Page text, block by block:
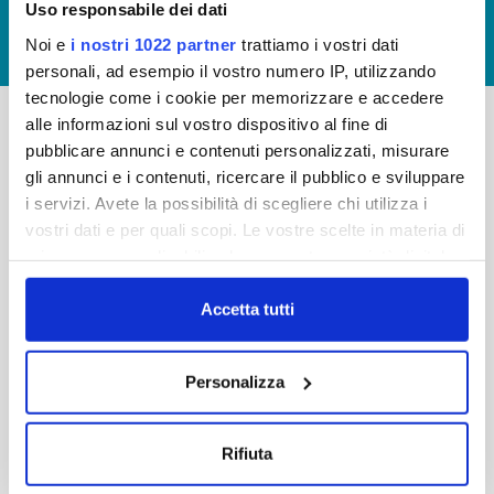
Uso responsabile dei dati
Noi e i nostri 1022 partner trattiamo i vostri dati
personali, ad esempio il vostro numero IP, utilizzando
tecnologie come i cookie per memorizzare e accedere
alle informazioni sul vostro dispositivo al fine di
pubblicare annunci e contenuti personalizzati, misurare
gli annunci e i contenuti, ricercare il pubblico e sviluppare
i servizi. Avete la possibilità di scegliere chi utilizza i
vostri dati e per quali scopi. Le vostre scelte in materia di
in cui avete effettuato le vostre scelte. È possibile
modificare o revocare il proprio consenso in qualsiasi
momento dalla Dichiarazione sui cookie o facendo clic
Con il tuo consenso, vorremmo anche:
raccogliere informazioni sulla tua posizione
Accetta tutti
Personalizza
Rifiuta
LAVORA CON NOI
Publiacqua S.p.A
Via Villamagna 90/c -
50126 Fi
Tel. +39 055688903
Reg Imprese Firenze
-
FAQ
PRIVACY POLICY
COOKIE
WHISTLEBLOWING
CREDITS